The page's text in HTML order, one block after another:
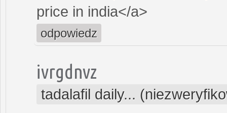
price in india</a>
odpowiedz
ivrgdnvz
tadalafil daily...